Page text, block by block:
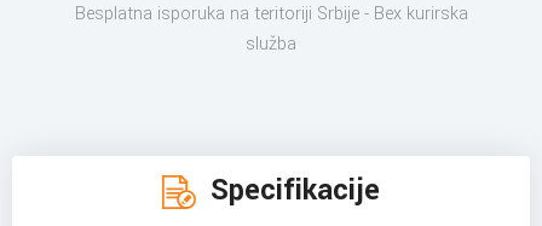
Besplatna isporuka na teritoriji Srbije - Bex kurirska
služba
Specifikacije